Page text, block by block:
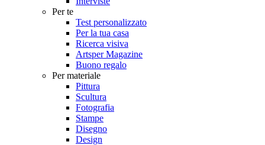
Per te
Test personalizzato
Per la tua casa
Ricerca visiva
Artsper Magazine
Buono regalo
Per materiale
Pittura
Scultura
Fotografia
Stampe
Disegno
Design